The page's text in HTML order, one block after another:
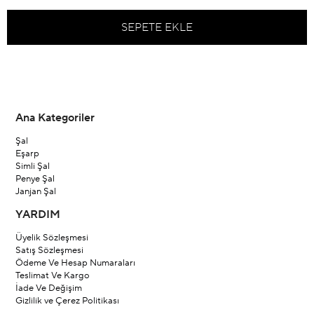
Ana Kategoriler
Şal
Eşarp
Simli Şal
Penye Şal
Janjan Şal
YARDIM
Üyelik Sözleşmesi
Satış Sözleşmesi
Ödeme Ve Hesap Numaraları
Teslimat Ve Kargo
İade Ve Değişim
Gizlilik ve Çerez Politikası